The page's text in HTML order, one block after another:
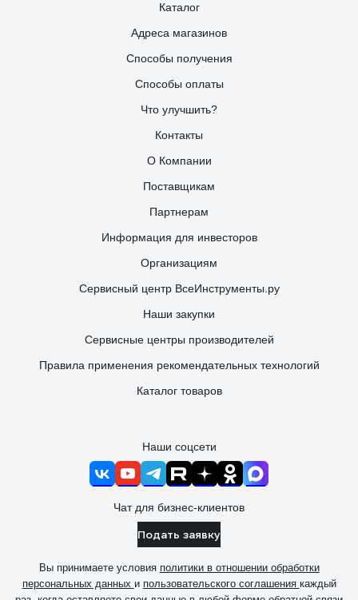
Каталог
Адреса магазинов
Способы получения
Способы оплаты
Что улучшить?
Контакты
О Компании
Поставщикам
Партнерам
Информация для инвесторов
Организациям
Сервисный центр ВсеИнструменты.ру
Наши закупки
Сервисные центры производителей
Правила применения рекомендательных технологий
Каталог товаров
Наши соцсети
Чат для бизнес-клиентов
Подать заявку
Вы принимаете условия политики в отношении обработки
персональных данных и пользовательского соглашения каждый